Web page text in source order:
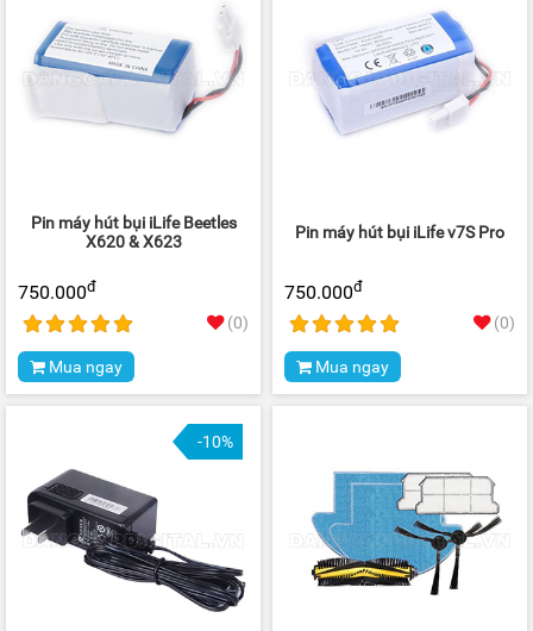
Pin máy hút bụi iLife Beetles
X620 & X623
750.000đ
(0)
Mua ngay
Pin máy hút bụi iLife v7S Pro
750.000đ
(0)
Mua ngay
-10%